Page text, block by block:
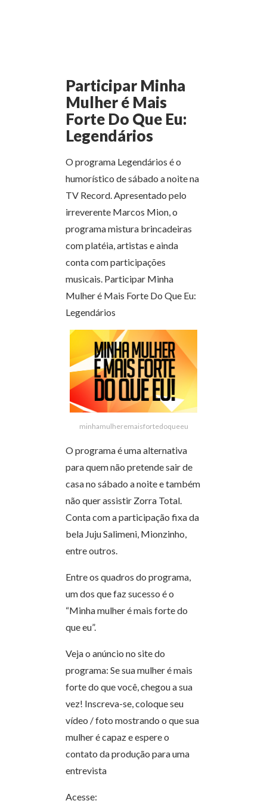
Participar Minha
Mulher é Mais
Forte Do Que Eu:
Legendários
O programa Legendários é o
humorístico de sábado a noite na
TV Record. Apresentado pelo
irreverente Marcos Mion, o
programa mistura brincadeiras
com platéia, artistas e ainda
conta com participações
musicais. Participar Minha
Mulher é Mais Forte Do Que Eu:
Legendários
minhamulheremaisfortedoqueeu
O programa é uma alternativa
para quem não pretende sair de
casa no sábado a noite e também
não quer assistir Zorra Total.
Conta com a participação fixa da
bela Juju Salimeni, Mionzinho,
entre outros.
Entre os quadros do programa,
um dos que faz sucesso é o
“Minha mulher é mais forte do
que eu”.
Veja o anúncio no site do
programa: Se sua mulher é mais
forte do que você, chegou a sua
vez! Inscreva-se, coloque seu
vídeo / foto mostrando o que sua
mulher é capaz e espere o
contato da produção para uma
entrevista
Acesse: